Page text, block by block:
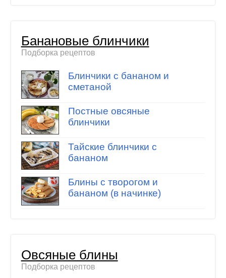
Банановые блинчики
Подборка рецептов
Блинчики с бананом и
сметаной
Постные овсяные
блинчики
Тайские блинчики с
бананом
Блины с творогом и
бананом (в начинке)
Овсяные блины
Подборка рецептов